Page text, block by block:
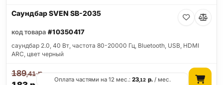
Саундбар SVEN SB-2035
код товара #10350417
саундбар 2.0, 40 Вт, частота 80-20000 Гц, Bluetooth, USB, HDMI
ARC, цвет черный
189,41р.
Оплата частями на 12 мес.:23,12 р./ мес.